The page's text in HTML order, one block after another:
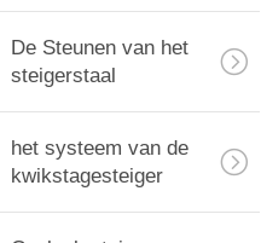
De Steunen van het
steigerstaal
het systeem van de
kwikstagesteiger